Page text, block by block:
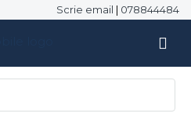
Scrie email | 078844484